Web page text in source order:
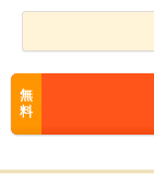
無
料